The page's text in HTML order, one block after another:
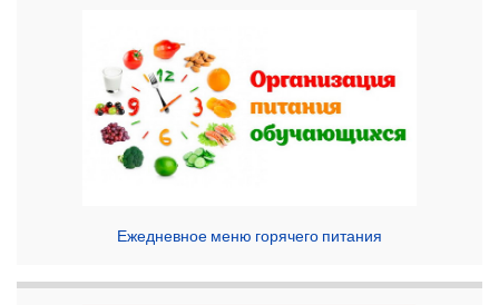
Ежедневное меню горячего питания